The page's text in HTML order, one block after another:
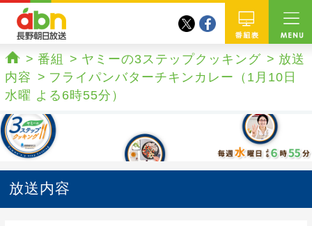
番組
twitterfacebook
ホーム
番組 ヤミーの3ステップクッキング
放送
内容
フライパンバターチキンカレー（1月10日
水曜 よる6時55分）
放送内容